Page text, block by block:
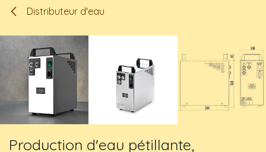
Distributeur d'eau
Production d'eau pétillante,